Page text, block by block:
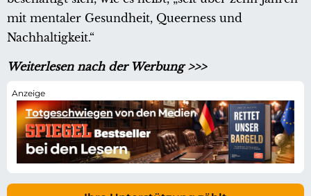
mit mentaler Gesundheit, Queerness und
Nachhaltigkeit.“
Weiterlesen nach der Werbung >>>